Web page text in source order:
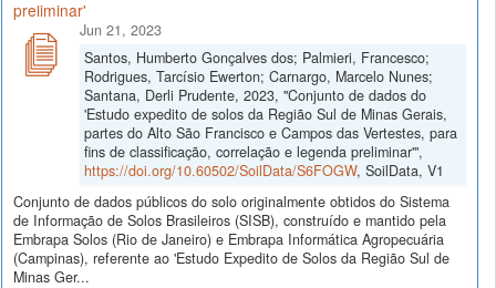
preliminar'
Jun 21, 2023
Santos, Humberto Gonçalves dos; Palmieri, Francesco;
Rodrigues, Tarcísio Ewerton; Carnargo, Marcelo Nunes;
Santana, Derli Prudente, 2023, "Conjunto de dados do
'Estudo expedito de solos da Região Sul de Minas Gerais,
partes do Alto São Francisco e Campos das Vertestes, para
fins de classificação, correlação e legenda preliminar'",
https://doi.org/10.60502/SoilData/S6FOGW, SoilData, V1
Conjunto de dados públicos do solo originalmente obtidos do Sistema
de Informação de Solos Brasileiros (SISB), construído e mantido pela
Embrapa Solos (Rio de Janeiro) e Embrapa Informática Agropecuária
(Campinas), referente ao 'Estudo Expedito de Solos da Região Sul de
Minas Ger...